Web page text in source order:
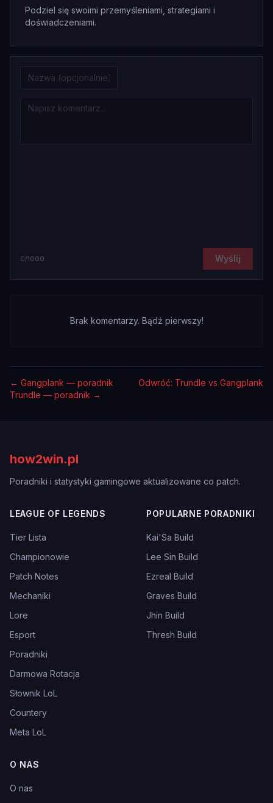
Podziel się swoimi przemyśleniami, strategiami i
doświadczeniami.
0/1000 Wyślij
Brak komentarzy. Bądź pierwszy!
← Gangplank — poradnik
Odwróć: Trundle vs Gangplank
Trundle — poradnik →
how2win.pl
Poradniki i statystyki gamingowe aktualizowane co patch.
LEAGUE OF LEGENDS
Tier Lista
Championowie
Patch Notes
Mechaniki
Lore
Esport
Poradniki
Darmowa Rotacja
Słownik LoL
Countery
Meta LoL
POPULARNE PORADNIKI
Kai'Sa Build
Lee Sin Build
Ezreal Build
Graves Build
Jhin Build
Thresh Build
O NAS
O nas